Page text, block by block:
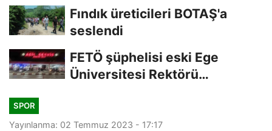
Fındık üreticileri BOTAŞ'a
seslendi
FETÖ şüphelisi eski Ege
Üniversitesi Rektörü
SPOR
Yayınlanma: 02 Temmuz 2023 - 17:17